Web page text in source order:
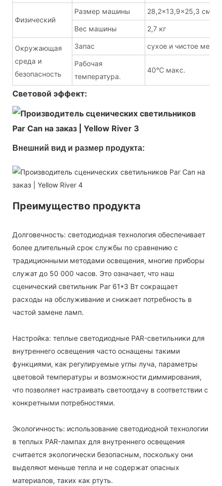
Физический
Размер машины 28,2x13,9x25,3 см
Вес машины 2,7 кг
Окружающая
среда и
безопасность
Запас сухое и чистое место
Рабочая
температура.
40°С макс.
Световой эффект:
Внешний вид и размер продукта:
Преимущество продукта
Долговечность: светодиодная технология обеспечивает
более длительный срок службы по сравнению с
традиционными методами освещения, многие приборы
служат до 50 000 часов. Это означает, что наш
сценический светильник Par 61*3 Вт сокращает
расходы на обслуживание и снижает потребность в
частой замене ламп.
Настройка: теплые светодиодные PAR-светильники для
внутреннего освещения часто оснащены такими
функциями, как регулируемые углы луча, параметры
цветовой температуры и возможности диммирования,
что позволяет настраивать светоотдачу в соответствии с
конкретными потребностями.
Экологичность: использование светодиодной технологии
в теплых PAR-лампах для внутреннего освещения
считается экологически безопасным, поскольку они
выделяют меньше тепла и не содержат опасных
материалов, таких как ртуть.